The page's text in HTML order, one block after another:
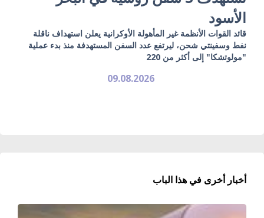
الأسود
قائد القوات الأنظمة غير المأهولة الأوكرانية يعلن استهداف ناقلة
نفط وسفينتي شحن، ليرتفع عدد السفن المستهدفة منذ بدء عملية
"مولوتشكا" إلى أكثر من 220
09.08.2026
أخبار أخرى في هذا الباب